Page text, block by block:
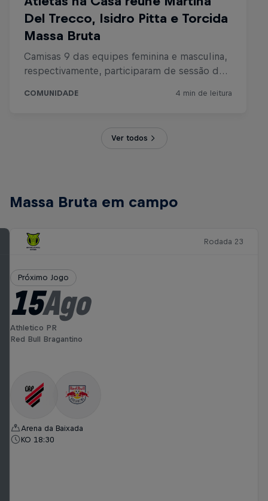
Ver todos
Massa Bruta em campo
Rodada 23
Próximo Jogo
15Ago
Athletico PR
Red Bull Bragantino
Arena da Baixada
KO 18:30